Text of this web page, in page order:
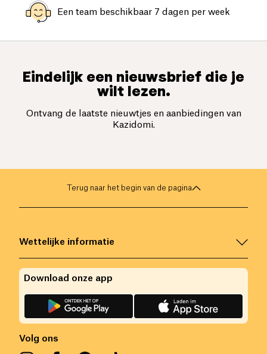
Een team beschikbaar 7 dagen per week
Eindelijk een nieuwsbrief die je
wilt lezen.
Ontvang de laatste nieuwtjes en aanbiedingen van
Kazidomi.
Terug naar het begin van de pagina
Wettelijke informatie
Volg ons
Download onze app